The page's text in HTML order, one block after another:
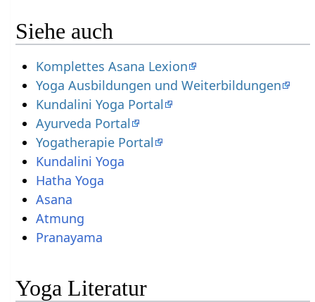
Siehe auch
Komplettes Asana Lexion
Yoga Ausbildungen und Weiterbildungen
Kundalini Yoga Portal
Ayurveda Portal
Yogatherapie Portal
Kundalini Yoga
Hatha Yoga
Asana
Atmung
Pranayama
Yoga Literatur